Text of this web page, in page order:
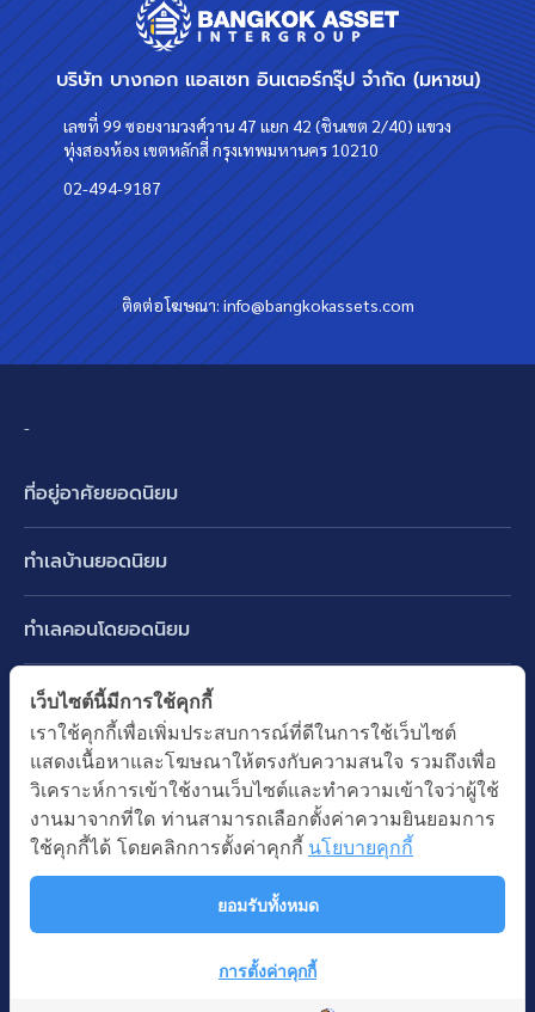
บริษัท บางกอก แอสเซท อินเตอร์กรุ๊ป จำกัด (มหาชน)
เลขที่ 99 ซอยงามวงศ์วาน 47 แยก 42 (ชินเขต 2/40) แขวง
ทุ่งสองห้อง เขตหลักสี่ กรุงเทพมหานคร 10210
02-494-9187
ติดต่อโฆษณา:info@bangkokassets.com
-
ที่อยู่อาศัยยอดนิยม
ทาวน์เฮ้าส์ ทาวน์โฮม
คอนโดมิเนียม
อาคารพาณิชย์ ตึกแถว
ที่ดินเปล่า
อพาร์ทเม้นท์ หอพัก
ออฟฟิต สำนักงาน
โรงงาน โกดัง
โรงแรม รีสอร์ท
ทำเลบ้านยอดนิยม
บางนา รามคำแหง 2
ปทุมธานี รังสิต ลำลูกกา
นนทบุรี บางใหญ่ บางบัวทอง
ทำเลคอนโดยอดนิยม
พระราม 9
อ่อนนุช ปุณณวิถี
รัชดาภิเษก ห้วยขวาง
ห้าแยกลาดพร้าว
ทำเล BTS ยอดนิยม
BTS ทองหล่อ
BTS เอกมัย
BTS พร้อมพงษ์
BTS อ่อนนุช
ทำเล MRT ยอดนิยม
MRT เพชรบุรี
MRT พระราม 9
MRT พหลโยธิน
คำค้นยอดนิยม
บ้านมือสอง
ซื้อบ้าน ขายบ้าน
นโยบายการใช้คุกกี้
สงวนลิขสิทธิ โดยบริษัท บางกอก แอสเซท อินเตอร์กรุ๊ป จำกัด (มหาชน).
เว็บไซต์นี้มีการใช้คุกกี้
เราใช้คุกกี้เพื่อเพิ่มประสบการณ์ที่ดีในการใช้เว็บไซต์
แสดงเนื้อหาและโฆษณาให้ตรงกับความสนใจ รวมถึงเพื่อ
วิเคราะห์การเข้าใช้งานเว็บไซต์และทำความเข้าใจว่าผู้ใช้
งานมาจากที่ใด ท่านสามารถเลือกตั้งค่าความยินยอมการ
ใช้คุกกี้ได้ โดยคลิกการตั้งค่าคุกกี้ นโยบายคุกกี้
ยอมรับทั้งหมด
การตั้งค่าคุกกี้